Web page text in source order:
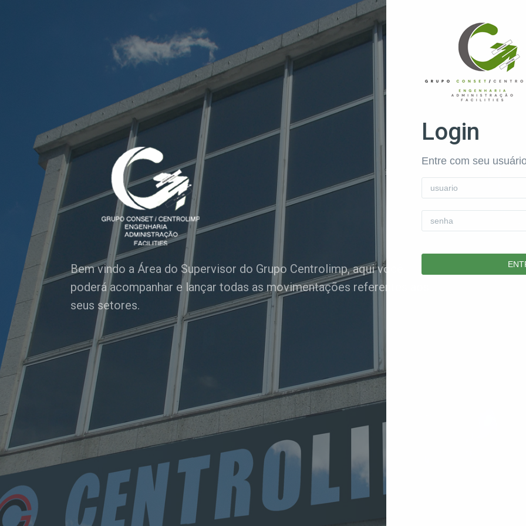
Bem vindo a Área do Supervisor do Grupo Centrolimp, aqui você
poderá acompanhar e lançar todas as movimentações referentes aos
seus setores.
Login
Entre com seu
Usuário
Senha